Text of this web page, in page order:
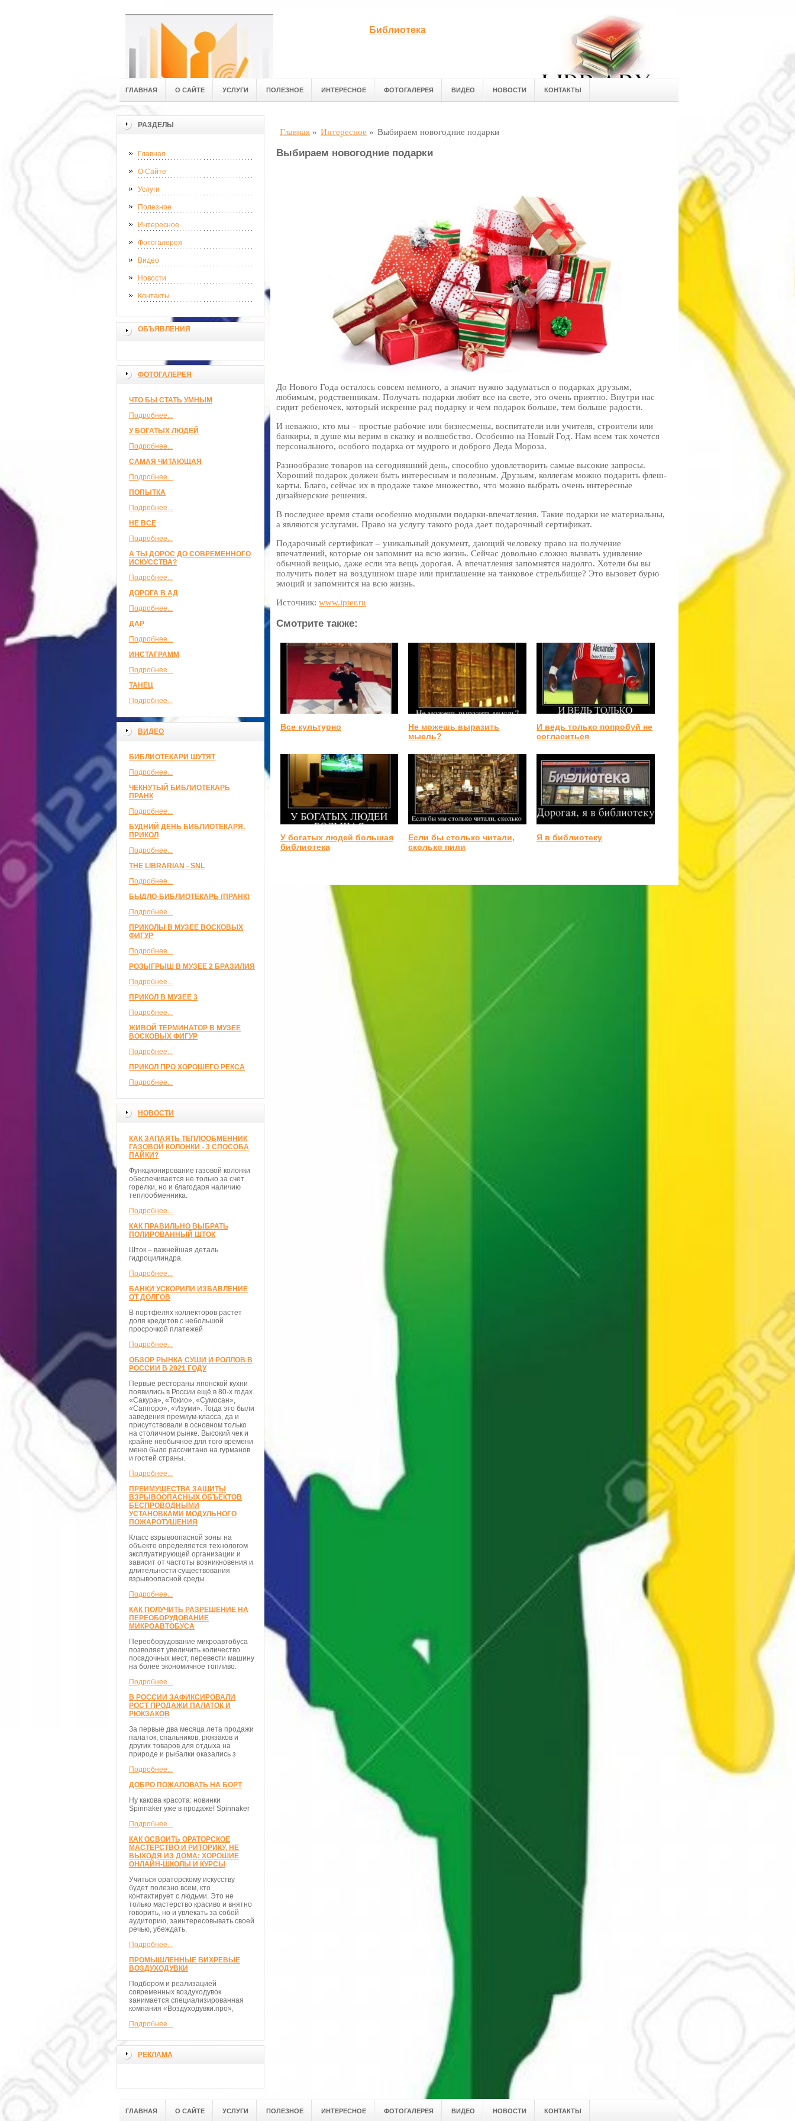
Библиотека
ГЛАВНАЯ О САЙТЕ УСЛУГИ ПОЛЕЗНОЕ ИНТЕРЕСНОЕ ФОТОГАЛЕРЕЯ ВИДЕО НОВОСТИ КОНТАКТЫ
РАЗДЕЛЫ
Главная
О Сайте
Услуги
Полезное
Интересное
Фотогалерея
Видео
Новости
Контакты
ОБЪЯВЛЕНИЯ
ФОТОГАЛЕРЕЯ
ЧТО БЫ СТАТЬ УМНЫМ
Подробнее...
У БОГАТЫХ ЛЮДЕЙ
Подробнее...
САМАЯ ЧИТАЮЩАЯ
Подробнее...
ПОПЫТКА
Подробнее...
НЕ ВСЕ
Подробнее...
А ТЫ ДОРОС ДО СОВРЕМЕННОГО
ИСКУССТВА?
Подробнее...
ДОРОГА В АД
Подробнее...
ДАР
Подробнее...
ИНСТАГРАММ
Подробнее...
ТАНЕЦ
Подробнее...
ВИДЕО
БИБЛИОТЕКАРИ ШУТЯТ
Подробнее...
ЧЕКНУТЫЙ БИБЛИОТЕКАРЬ
ПРАНК
Подробнее...
БУДНИЙ ДЕНЬ БИБЛИОТЕКАРЯ.
ПРИКОЛ
Подробнее...
THE LIBRARIAN - SNL
Подробнее...
БЫДЛО-БИБЛИОТЕКАРЬ (ПРАНК)
Подробнее...
ПРИКОЛЫ В МУЗЕЕ ВОСКОВЫХ
ФИГУР
Подробнее...
РОЗЫГРЫШ В МУЗЕЕ 2 БРАЗИЛИЯ
Подробнее...
ПРИКОЛ В МУЗЕЕ 3
Подробнее...
ЖИВОЙ ТЕРМИНАТОР В МУЗЕЕ
ВОСКОВЫХ ФИГУР
Подробнее...
ПРИКОЛ ПРО ХОРОШЕГО РЕКСА
Подробнее...
НОВОСТИ
КАК ЗАПАЯТЬ ТЕПЛООБМЕННИК
ГАЗОВОЙ КОЛОНКИ - 3 СПОСОБА
ПАЙКИ?
Функционирование газовой колонки
обеспечивается не только за счет
горелки, но и благодаря наличию
теплообменника.
Подробнее...
КАК ПРАВИЛЬНО ВЫБРАТЬ
ПОЛИРОВАННЫЙ ШТОК
Шток – важнейшая деталь
гидроцилиндра.
Подробнее...
БАНКИ УСКОРИЛИ ИЗБАВЛЕНИЕ
ОТ ДОЛГОВ
В портфелях коллекторов растет
доля кредитов с небольшой
просрочкой платежей
Подробнее...
ОБЗОР РЫНКА СУШИ И РОЛЛОВ В
РОССИИ В 2021 ГОДУ
Первые рестораны японской кухни
появились в России ещё в 80-х годах.
«Сакура», «Токио», «Сумосан»,
«Саппоро», «Изуми». Тогда это были
заведения премиум-класса, да и
присутствовали в основном только
на столичном рынке. Высокий чек и
крайне необычное для того времени
меню было рассчитано на гурманов
и гостей страны.
Подробнее...
ПРЕИМУЩЕСТВА ЗАЩИТЫ
ВЗРЫВООПАСНЫХ ОБЪЕКТОВ
БЕСПРОВОДНЫМИ
УСТАНОВКАМИ МОДУЛЬНОГО
ПОЖАРОТУШЕНИЯ
Класс взрывоопасной зоны на
объекте определяется технологом
эксплуатирующей организации и
зависит от частоты возникновения и
длительности существования
взрывоопасной среды.
Подробнее...
КАК ПОЛУЧИТЬ РАЗРЕШЕНИЕ НА
ПЕРЕОБОРУДОВАНИЕ
МИКРОАВТОБУСА
Переоборудование микроавтобуса
позволяет увеличить количество
посадочных мест, перевести машину
на более экономичное топливо.
Подробнее...
В РОССИИ ЗАФИКСИРОВАЛИ
РОСТ ПРОДАЖИ ПАЛАТОК И
РЮКЗАКОВ
За первые два месяца лета продажи
палаток, спальников, рюкзаков и
других товаров для отдыха на
природе и рыбалки оказались з
Подробнее...
ДОБРО ПОЖАЛОВАТЬ НА БОРТ
Ну какова красота: новинки
Spinnaker уже в продаже! Spinnaker
Подробнее...
КАК ОСВОИТЬ ОРАТОРСКОЕ
МАСТЕРСТВО И РИТОРИКУ, НЕ
ВЫХОДЯ ИЗ ДОМА: ХОРОШИЕ
ОНЛАЙН-ШКОЛЫ И КУРСЫ
Учиться ораторскому искусству
будет полезно всем, кто
контактирует с людьми. Это не
только мастерство красиво и внятно
говорить, но и увлекать за собой
аудиторию, заинтересовывать своей
речью, убеждать.
Подробнее...
ПРОМЫШЛЕННЫЕ ВИХРЕВЫЕ
ВОЗДУХОДУВКИ
Подбором и реализацией
современных воздуходувок
занимается специализированная
компания «Воздуходувки.про»,
Подробнее...
РЕКЛАМА
Главная » Интересное » Выбираем новогодние подарки
Выбираем новогодние подарки
До Нового Года осталось совсем немного, а значит нужно задуматься о подарках друзьям,
любимым, родственникам. Получать подарки любят все на свете, это очень приятно. Внутри нас
сидит ребеночек, который искренне рад подарку и чем подарок больше, тем больше радости.
И неважно, кто мы – простые рабочие или бизнесмены, воспитатели или учителя, строители или
банкиры, в душе мы верим в сказку и волшебство. Особенно на Новый Год. Нам всем так хочется
персонального, особого подарка от мудрого и доброго Деда Мороза.
Разнообразие товаров на сегодняшний день, способно удовлетворить самые высокие запросы.
Хороший подарок должен быть интересным и полезным. Друзьям, коллегам можно подарить флеш-
карты. Благо, сейчас их в продаже такое множество, что можно выбрать очень интересные
дизайнерские решения.
В последнее время стали особенно модными подарки-впечатления. Такие подарки не материальны,
а являются услугами. Право на услугу такого рода дает подарочный сертификат.
Подарочный сертификат – уникальный документ, дающий человеку право на получение
впечатлений, которые он запомнит на всю жизнь. Сейчас довольно сложно вызвать удивление
обычной вещью, даже если эта вещь дорогая. А впечатления запомнятся надолго. Хотели бы вы
получить полет на воздушном шаре или приглашение на танковое стрельбище? Это вызовет бурю
эмоций и запомнится на всю жизнь.
Источник: www.ipter.ru
Смотрите также:
Все культурно
Не можешь выразить
мысль?
И ведь только попробуй не
согласиться
У богатых людей большая
библиотека
Если бы столько читали,
сколько пили
Я в библиотеку
ГЛАВНАЯ О САЙТЕ УСЛУГИ ПОЛЕЗНОЕ ИНТЕРЕСНОЕ ФОТОГАЛЕРЕЯ ВИДЕО НОВОСТИ КОНТАКТЫ